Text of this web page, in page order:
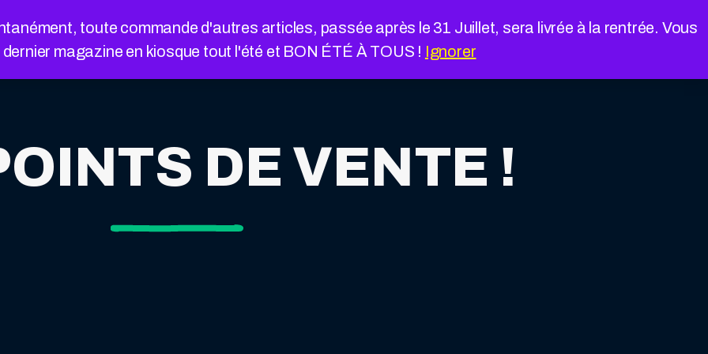
toute commande d'autres articles, passée après le 31 Juillet, sera livrée à la rentrée. Vous
magazine en kiosque tout l'été et BON ÉTÉ À TOUS ! Ignorer
DE VENTE !